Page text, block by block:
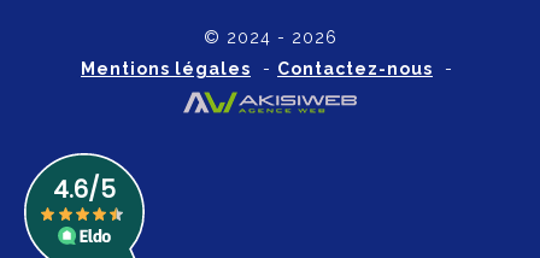
© 2024 - 2026
Mentions légales - Contactez-nous -